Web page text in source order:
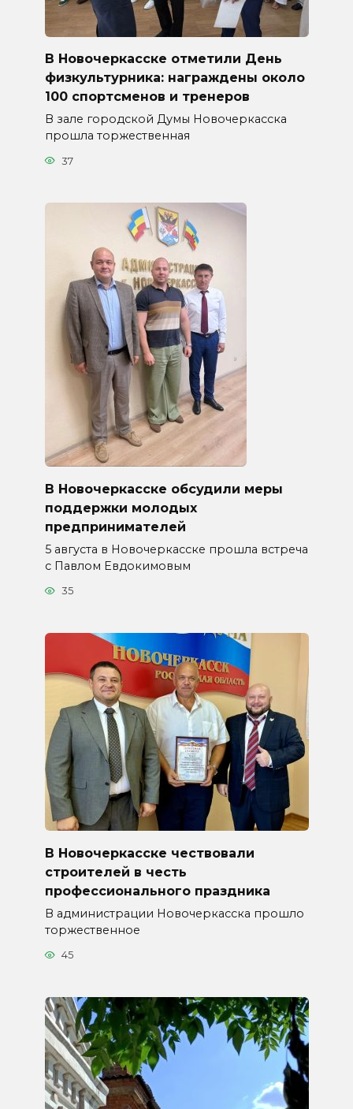
В Новочеркасске отметили День
физкультурника: награждены около
100 спортсменов и тренеров
В зале городской Думы Новочеркасска
прошла торжественная
37
В Новочеркасске обсудили меры
поддержки молодых
предпринимателей
5 августа в Новочеркасске прошла встреча
с Павлом Евдокимовым
35
В Новочеркасске чествовали
строителей в честь
профессионального праздника
В администрации Новочеркасска прошло
торжественное
45